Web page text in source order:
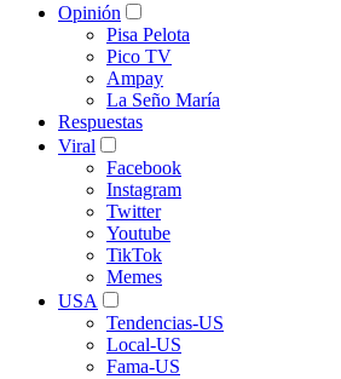
Opinión
Pisa Pelota
Pico TV
Ampay
La Seño María
Respuestas
Viral
Facebook
Instagram
Twitter
Youtube
TikTok
Memes
USA
Tendencias-US
Local-US
Fama-US